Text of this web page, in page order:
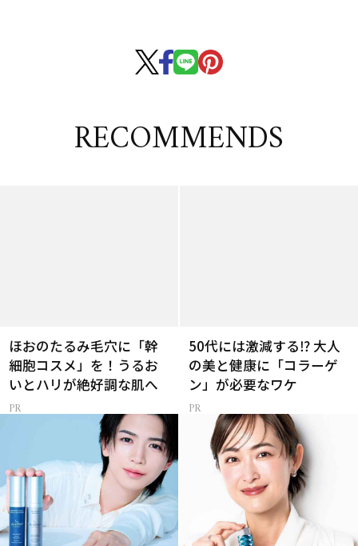
RECOMMENDS
ほおのたるみ毛穴に「幹
細胞コスメ」を！うるお
いとハリが絶好調な肌へ
50代には激減する⁉ 大人
の美と健康に「コラーゲ
ン」が必要なワケ